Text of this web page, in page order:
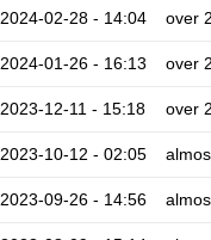
2024-02-28 - 14:04 over
2024-01-26 - 16:13 over
2023-12-11 - 15:18 over
2023-10-12 - 02:05
2023-09-26 - 14:56